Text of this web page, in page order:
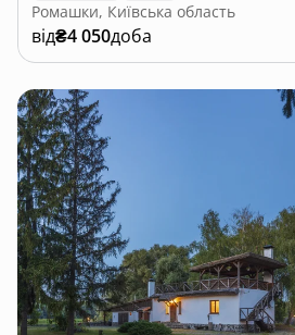
Ромашки, Київська область
від₴4 050доба